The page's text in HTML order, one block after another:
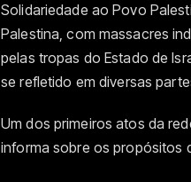
Solidariedade ao Povo
Palestina, com massacres
pelas tropas do Estado de
se refletido em diversas
Um dos primeiros atos da
informa sobre os propósitos